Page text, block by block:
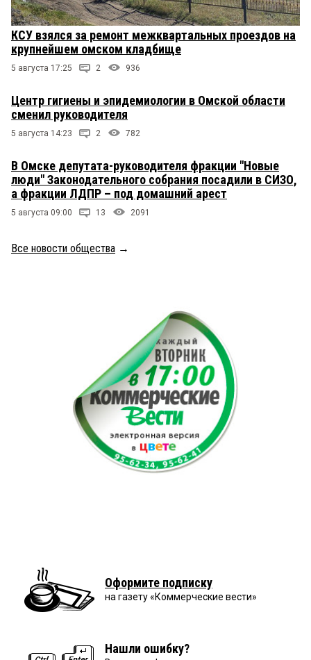
КСУ взялся за ремонт межквартальных проездов на
крупнейшем омском кладбище
5 августа 17:25 2 936
Центр гигиены и эпидемиологии в Омской области
сменил руководителя
5 августа 14:23 2 782
В Омске депутата-руководителя фракции "Новые
люди" Законодательного собрания посадили в СИЗО,
а фракции ЛДПР – под домашний арест
5 августа 09:00 13 2091
Все новости общества →
Оформите подписку
на газету «Коммерческие вести»
Нашли ошибку?